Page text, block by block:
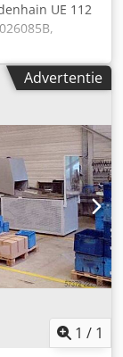
UE 112
Advertentie
1 / 1